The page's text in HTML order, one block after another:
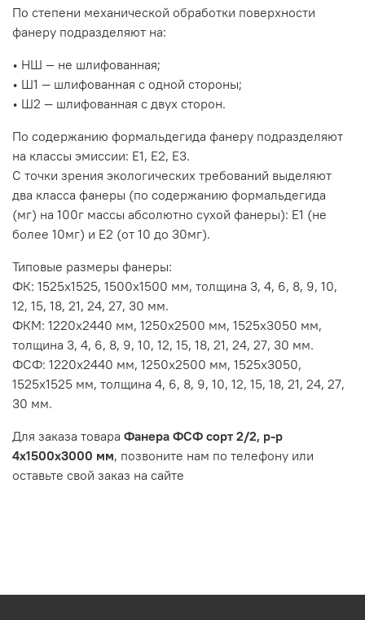
По степени механической обработки поверхности
фанеру подразделяют на:
• НШ — не шлифованная;
• Ш1 — шлифованная с одной стороны;
• Ш2 — шлифованная с двух сторон.
По содержанию формальдегида фанеру подразделяют
на классы эмиссии: Е1, Е2, Е3.
С точки зрения экологических требований выделяют
два класса фанеры (по содержанию формальдегида
(мг) на 100г массы абсолютно сухой фанеры): Е1 (не
более 10мг) и Е2 (от 10 до 30мг).
Типовые размеры фанеры:
ФК: 1525х1525, 1500х1500 мм, толщина 3, 4, 6, 8, 9, 10,
12, 15, 18, 21, 24, 27, 30 мм.
ФКМ: 1220х2440 мм, 1250х2500 мм, 1525х3050 мм,
толщина 3, 4, 6, 8, 9, 10, 12, 15, 18, 21, 24, 27, 30 мм.
ФСФ: 1220х2440 мм, 1250х2500 мм, 1525х3050,
1525х1525 мм, толщина 4, 6, 8, 9, 10, 12, 15, 18, 21, 24, 27,
30 мм.
Для заказа товара Фанера ФСФ сорт 2/2, р-р
4х1500х3000 мм, позвоните нам по телефону или
оставьте свой заказ на сайте